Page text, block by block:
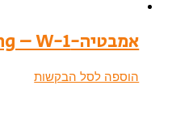
אמבטיה-Free standing – W-1
הוספה לסל הבקשות